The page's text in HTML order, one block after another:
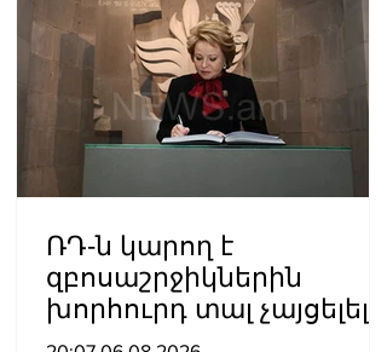
ՌԴ-ն կարող է
զբոսաշրջիկներին
խորհուրդ տալ չայցելել
Հայաստան՝